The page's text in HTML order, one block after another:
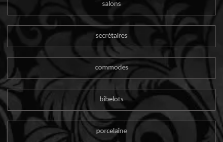
salons
secrétaires
commodes
bibelots
porcelaine